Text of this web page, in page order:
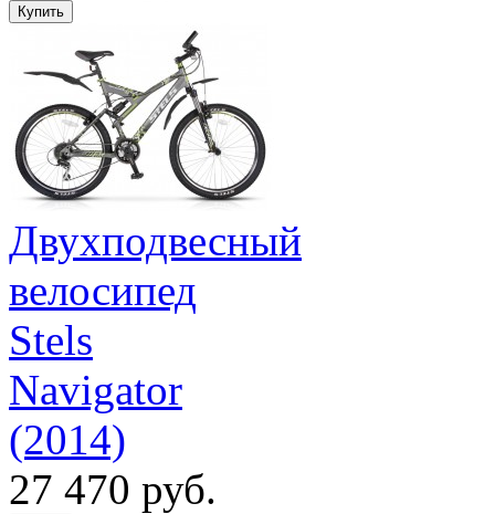
Двухподвесный
велосипед
Stels
Navigator
(2014)
27 470 руб.